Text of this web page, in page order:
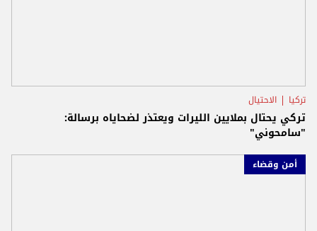
تركيا الاحتيال
تركي يحتال بملايين الليرات ويعتذر لضحاياه برسالة:
"سامحوني"
أمن وقضاء